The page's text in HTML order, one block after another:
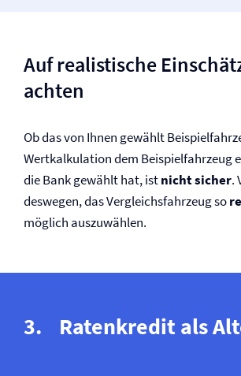
Auf realistische
achten
Ob das von Ihnen gewählt
Wertkalkulation dem Beispiel­fahrzeug
die Bank gewählt hat, istnicht sicher.
deswegen, das Vergleichsfahrzeug so
möglich auszuwählen.
Ratenkredit als